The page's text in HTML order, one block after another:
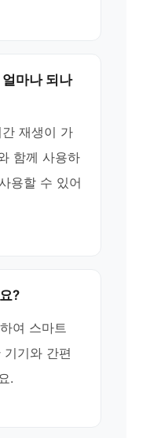
마나 되나
재생이 가
함께 사용하
용할 수 있어
?
여 스마트
기와 간편
.